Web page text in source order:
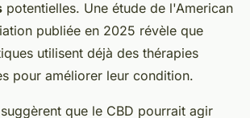
potentielles. Une étude de l'American
publiée en 2025 révèle que
utilisent déjà des thérapies
pour améliorer leur condition.
que le CBD pourrait agir